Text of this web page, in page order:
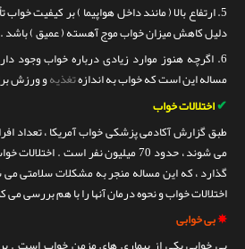
5. ارتفاع بالا ( مانند داخل هواپیما ) بر کیفیت
دلیل کاهش میزان خواب موج آهسته ( عمیق ) باشد .
6. اگرچه هنوز موارد زیادی درباره خواب وجود
مساله این است که خواب به اندازهتغذیهو ورزش
✔اختلالات خواب
طبق گزارش آکادمی پزشکی خواب آمریکا ، تعداد
می شوند ، حدود 70 میلیون نفر است .
گذارد ، که این مساله منجر به مشکلات سلامتی می
اختلالات خواب و نحوه درمان آنها را با هم بررسی می
✵بی خوابی